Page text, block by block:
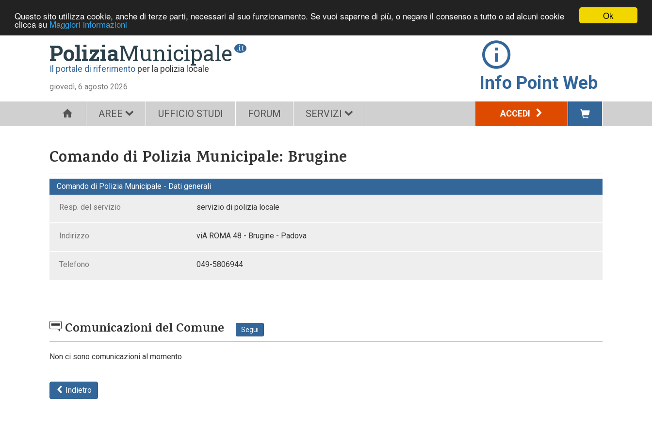
Ok
Questo sito utilizza cookie, anche di terze parti, necessari al suo funzionamento. Se vuoi saperne di più, o negare il consenso a tutto o ad alcuni cookie
clicca su Maggiori informazioni
PoliziaMunicipale .it
Il portale di riferimento per la polizia locale
giovedì, 6 agosto 2026 Info Point Web
AREE UFFICIO STUDI FORUM SERVIZI ACCEDI
Comando di Polizia Municipale: Brugine
Comando di Polizia Municipale - Dati generali
Resp. del servizio servizio di polizia locale
Indirizzo viA ROMA 48 - Brugine - Padova
Telefono 049-5806944
Comunicazioni del Comune Segui
Non ci sono comunicazioni al momento
Indietro